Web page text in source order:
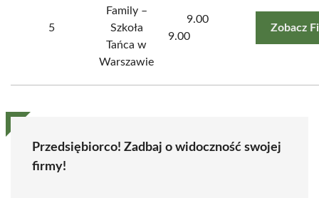
5
Family –
Szkoła
Tańca w
Warszawie
9.00
9.00
Zobacz
Przedsiębiorco! Zadbaj o widoczność swojej
firmy!